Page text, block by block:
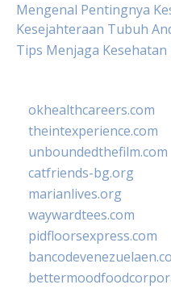
Mengenal Pentingnya
Kesejahteraan Tubuh
Tips Menjaga
okhealthcareers.com
theintexperience.com
unboundedthefilm.com
catfriends-bg.org
marianlives.org
waywardtees.com
pidfloorsexpress.com